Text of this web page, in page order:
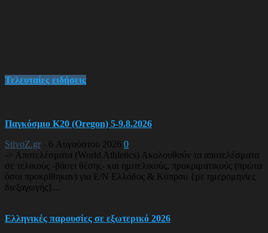
Τελευταίες ειδήσεις
Παγκόσμιο Κ20 (Oregon) 5-9.8.2026
StivoZ.gr - 6 Αυγούστου 2026 0
-> Αποτελέσματα (World Athletics) Ακολουθούν τα αποτελέσματα
σε τελικούς -βάσει θέσης- και ημιτελικούς, προκριματικούς (πρώτα
όσοι προκρίθηκαν) για Ε/Ν Ελλάδος & Κύπρου {με ημερομηνίες
διεξαγωγής}...
Ελληνικές παρουσίες σε εξωτερικό 2026